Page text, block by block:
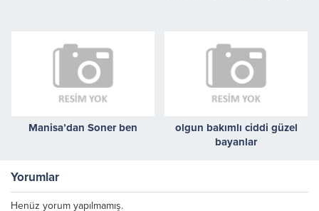
Manisa’dan Soner ben
olgun bakımlı ciddi güzel
bayanlar
Yorumlar
Henüz yorum yapılmamış.